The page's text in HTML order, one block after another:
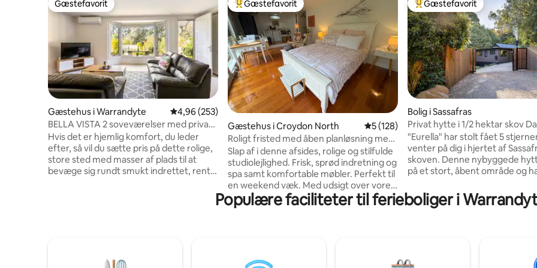
Gæstefavorit
Gæstefavorit
Gæstehus i Warrandyte 4,96 ud af 5 i gennemsnitlig bedømmelse, 253 omtaler
4,96 (253)
BELLA VISTA 2 soveværelser med privat
have
Hvis det er hjemlig komfort, du leder
efter, så vil du sætte pris på dette rolige,
store sted med masser af plads til at
bevæge sig rundt smukt indrettet, rent,
løvrig forstad, der tilbyder det bedste fra
Bedste gæstefavorit
Gæstefavorit
Gæstehus i Croydon North 5 ud af 5 i gennemsnitlig bedømmelse,
5 (128)
Roligt fristed med åben planløsning med
udsigt over bushland.
Slap af i denne afsides, rolige og stilfulde
studiolejlighed. Frisk, sprød indretning og
spa samt komfortable møbler. Perfekt til
en weekend væk. Med udsigt over vores
lokale Flora Reserve, der tilbyder
buskvandringer og dyreliv, der er tæt nok
golfbaner og gallerier. Tæt på Yarra-
Bedste gæstefavorit
Gæstefavorit
Bolig i Sassafras
Privat hytte i 1/2 hektar skov
Ranges
"Eurella" har stolt fået 5
venter på dig i hjertet af
skoven. Denne nybyggede
på et stort, åbent område og
vinduer med termoruder, der
indrammet for at nyde den
madrasser, separat
Populære faciliteter til ferieboliger i